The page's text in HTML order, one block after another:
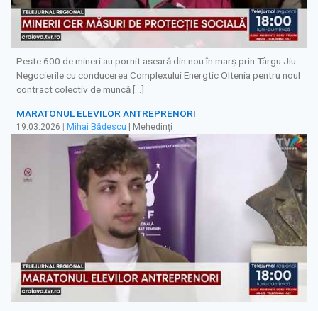
Peste 600 de mineri au pornit aseară din nou în marş prin Târgu Jiu.
Negocierile cu conducerea Complexului Energtic Oltenia pentru noul
contract colectiv de muncă […]
MARATONUL ELEVILOR ANTREPRENORI
19.03.2026 Mihai Bădescu | Mehedinți